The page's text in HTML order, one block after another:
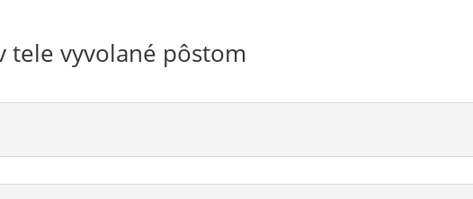
tele vyvolané pôstom